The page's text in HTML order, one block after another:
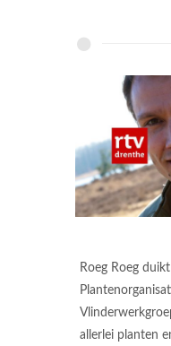
Roeg Roeg
allerlei planten